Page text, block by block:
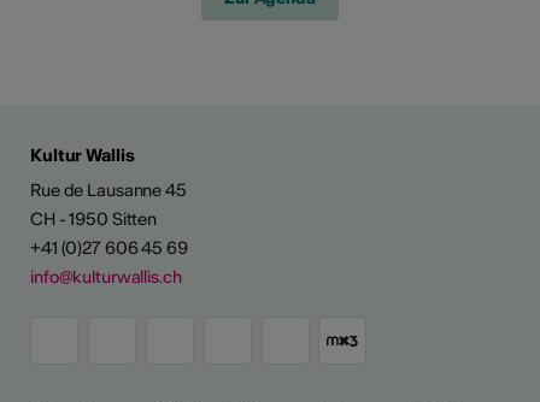
Kultur Wallis
Rue de Lausanne 45
CH - 1950 Sitten
+41 (0)27 606 45 69
info@kulturwallis.ch